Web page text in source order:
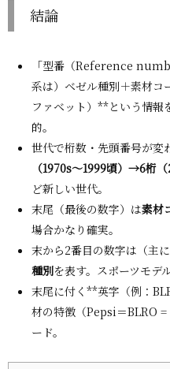
結論
「型番（Reference
系は）ベゼル種別＋素材コ
ファベット）**という情報
的。
世代で桁数・先頭番号が変
（1970s〜1999頃）→6桁（
ど新しい世代。
末尾（最後の数字）は素材
場合かなり確実。
末から2番目の数字は（主
種別を表す。スポーツモデ
末尾に付く**英字（例：
材の特徴（Pepsi＝BLRO
ード。